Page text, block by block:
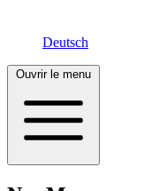
Deutsch
Ouvrir le menu